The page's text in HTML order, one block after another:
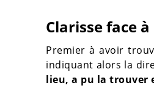
Clarisse face
Premier à avoir
indiquant alors la
lieu, a pu la trouver